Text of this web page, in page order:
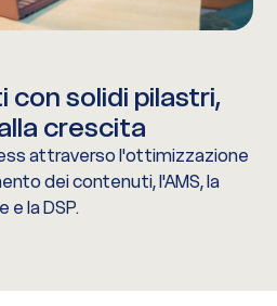
con solidi pilastri,
crescita
attraverso l'ottimizzazione
dei contenuti, l'AMS, la
la DSP.